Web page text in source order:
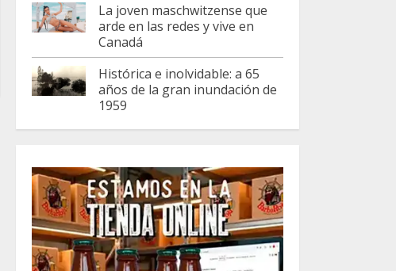
La joven maschwitzense que
arde en las redes y vive en
Canadá
Histórica e inolvidable: a 65
años de la gran inundación de
1959